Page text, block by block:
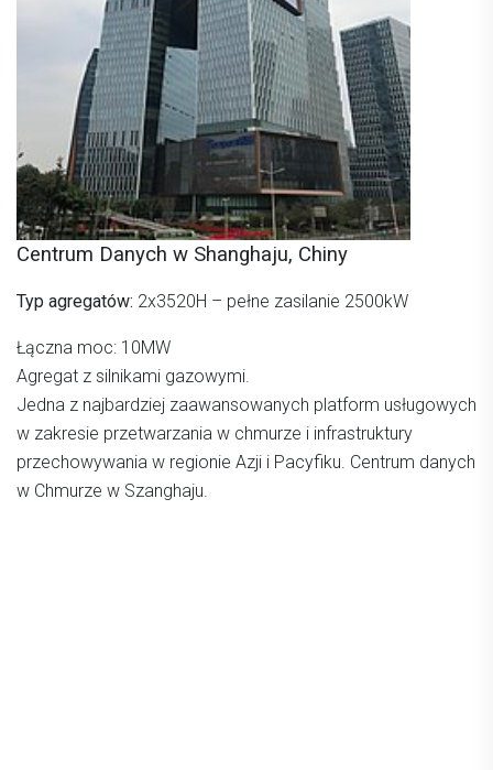
Centrum Danych w Shanghaju, Chiny
Typ agregatów: 2x3520H – pełne zasilanie 2500kW
Łączna moc: 10MW
Agregat z silnikami gazowymi.
Jedna z najbardziej zaawansowanych platform usługowych
w zakresie przetwarzania w chmurze i infrastruktury
przechowywania w regionie Azji i Pacyfiku. Centrum danych
w Chmurze w Szanghaju.